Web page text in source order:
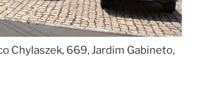
Chylaszek, 669, Jardim Gabineto,